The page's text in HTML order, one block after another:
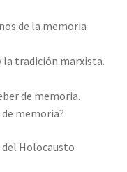
de la memoria
tradición marxista.
de memoria.
memoria?
del Holocausto